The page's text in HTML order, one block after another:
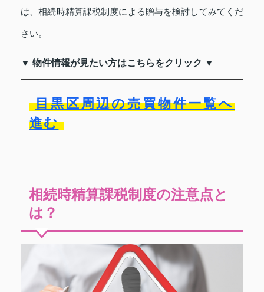
は、相続時精算課税制度による贈与を検討してみてくだ
さい。
▼ 物件情報が見たい方はこちらをクリック ▼
目黒区周辺の売買物件一覧へ
進む
相続時精算課税制度の注意点と
は？